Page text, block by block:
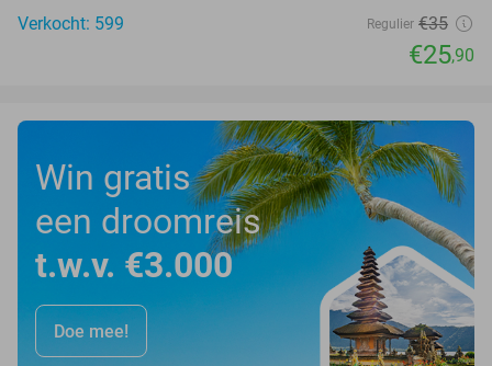
Verkocht: 599
Regulier €35
€25,90
Win gratis
een droomreis
t.w.v. €3.000
Doe mee!